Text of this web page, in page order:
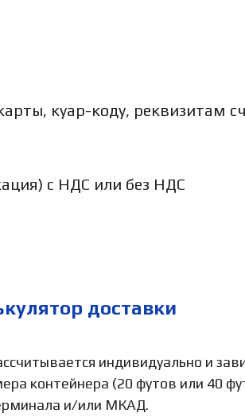
куар-коду, реквизитам
с НДС или без НДС
доставки
индивидуально и
контейнера (20 футов или 40
и/или МКАД.